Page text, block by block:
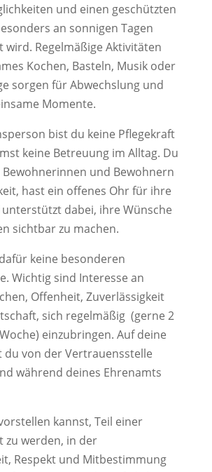
und einen geschützten
an sonnigen Tagen
wird. Regelmäßige Aktivitäten
Kochen, Basteln, Musik oder
sorgen für Abwechslung und
Momente.
bist du keine Pflegekraft
keine Betreuung im Alltag. Du
und Bewohnern
hast ein offenes Ohr für ihre
dabei, ihre Wünsche
sichtbar zu machen.
keine besonderen
Wichtig sind Interesse an
Offenheit, Zuverlässigkeit
sich regelmäßig (gerne 2
einzubringen. Auf deine
du von der Vertrauensstelle
während deines Ehrenamts
kannst, Teil einer
zu werden, in der
Respekt und Mitbestimmung